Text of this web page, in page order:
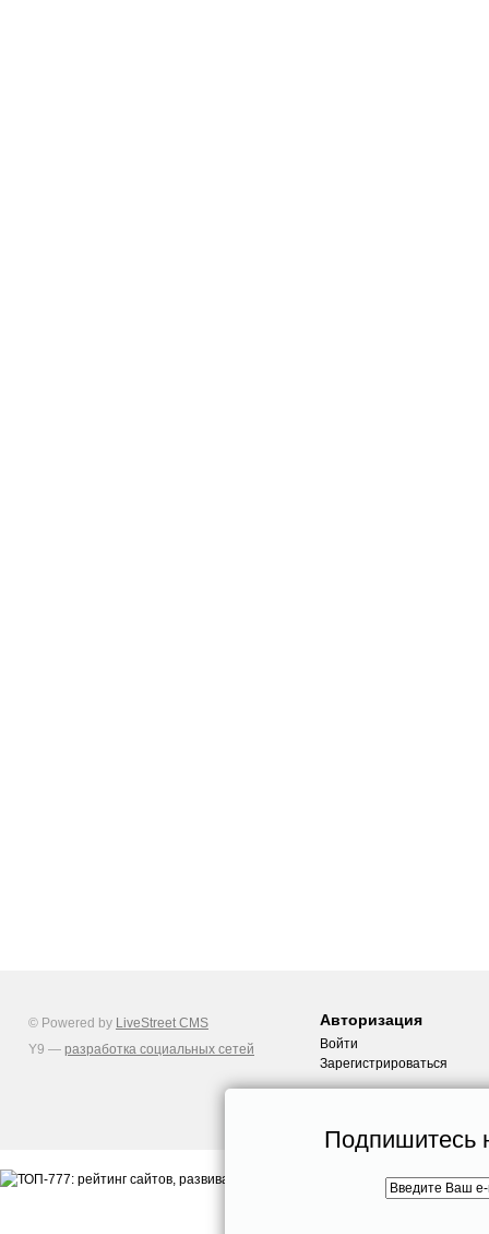
Подпишитесь
© Powered by LiveStreet CMS
Y9 — разработка социальных сетей
Авторизация
Войти
Зарегистрироваться